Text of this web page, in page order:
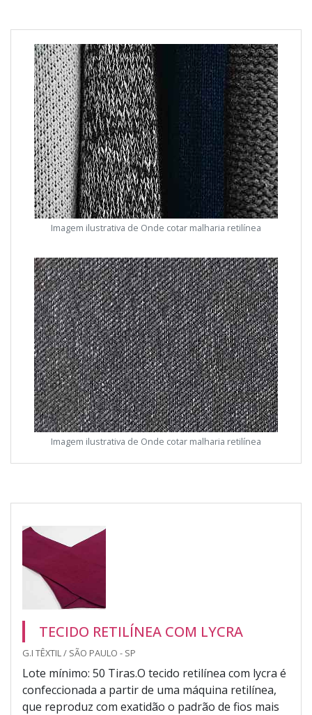
Imagem ilustrativa de Onde cotar malharia retilínea
Imagem ilustrativa de Onde cotar malharia retilínea
TECIDO RETILÍNEA COM LYCRA
G.I TÊXTIL / SÃO PAULO - SP
Lote mínimo: 50 Tiras.O tecido retilínea com lycra é
confeccionada a partir de uma máquina retilínea,
que reproduz com exatidão o padrão de fios mais